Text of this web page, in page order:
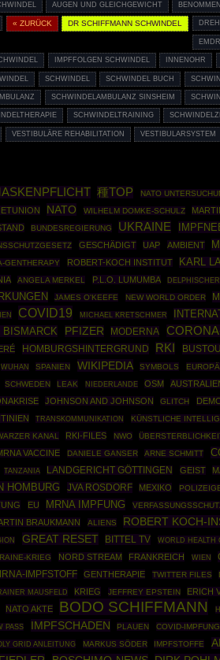
AUGEN UND GLEICHGEWICHT
« ZURÜCK DR SCHIFFMANN SCHWINDEL
IMPFFOLGEN SCHWINDEL INNENOHR
SCHWINDEL SCHWINDEL BUCH
SCHWINDELAMBULANZ SINSHEIM
SCHWINDELTRAINING
VESTIBULÄRE REHABILITATION VESTIBULARSYSTEM
種TOP NATO
NATO WILHELM DOMKE-SCHULZ
BUNDESREGIERUNG UKRAINE
GESCHÄDIGT UAP AMBIENT
GENTHERAPY ROBERT-KOCH INSTITUT KARL
ANGELA MERKEL P.L.O. LUMUMBA
JAMES O'KEEFE NEW WORLD ORDER
COVID19 MICHAEL KRETSCHMER
BISMARCK PFIZER MODERNA
HOMBURGSHINTERGRUND RKI
WUHAN SPANIEN WIKIPEDIA SYMBOLS
SCHWEDEN LEAK NIEDERLANDE OSM
JOHNSON AND JOHNSON GLITCH
TRANSKOMMUNIKATION KÜNSTLICHE
KANAL RKI-FILES NWO
VACCINE DANIELE GANSER ARNE SCHMITT
TANZANIA LANDGERICHT GÖTTINGEN GEIST
HOMBURG JVA ROSDORF MEXIKO
EU MRNA IMPFUNG
BRAUKMANN ALIENS ROBERT KOCH-
GREAT RESET BITTEL TV WORLD HEALTH
KRIEG NORD STREAM FRANKREICH WIEN
IMPFSTOFF GENTHERAPIE TWITTER FILES
MAUSFELD KRIEG JEFFREY EPSTEIN ERICH
NATO AKTE BODO SCHIFFMANN
PASS IMPFSCHADEN PLAUEN COVID-IMPFUNG
GRID ANLEITUNG MARKUS SÖDER IMPFSTOFFE